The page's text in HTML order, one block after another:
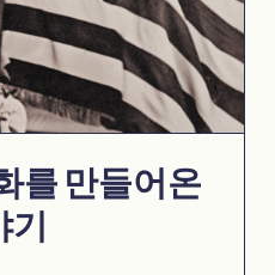
를 만들어온